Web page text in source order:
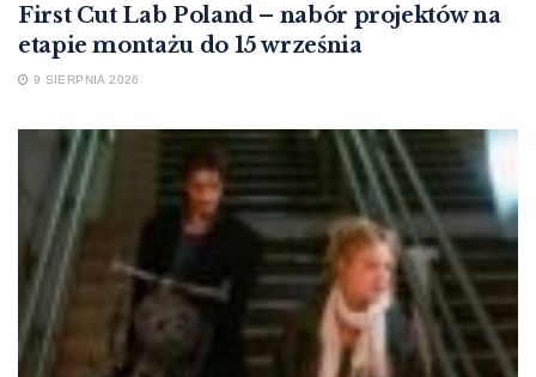
First Cut Lab Poland – nabór projektów na
etapie montażu do 15 września
9 SIERPNIA 2026